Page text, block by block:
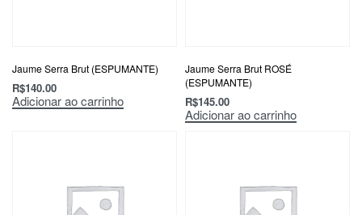
Jaume Serra Brut (ESPUMANTE)
R$140.00
Adicionar ao carrinho
Jaume Serra Brut ROSÉ
(ESPUMANTE)
R$145.00
Adicionar ao carrinho